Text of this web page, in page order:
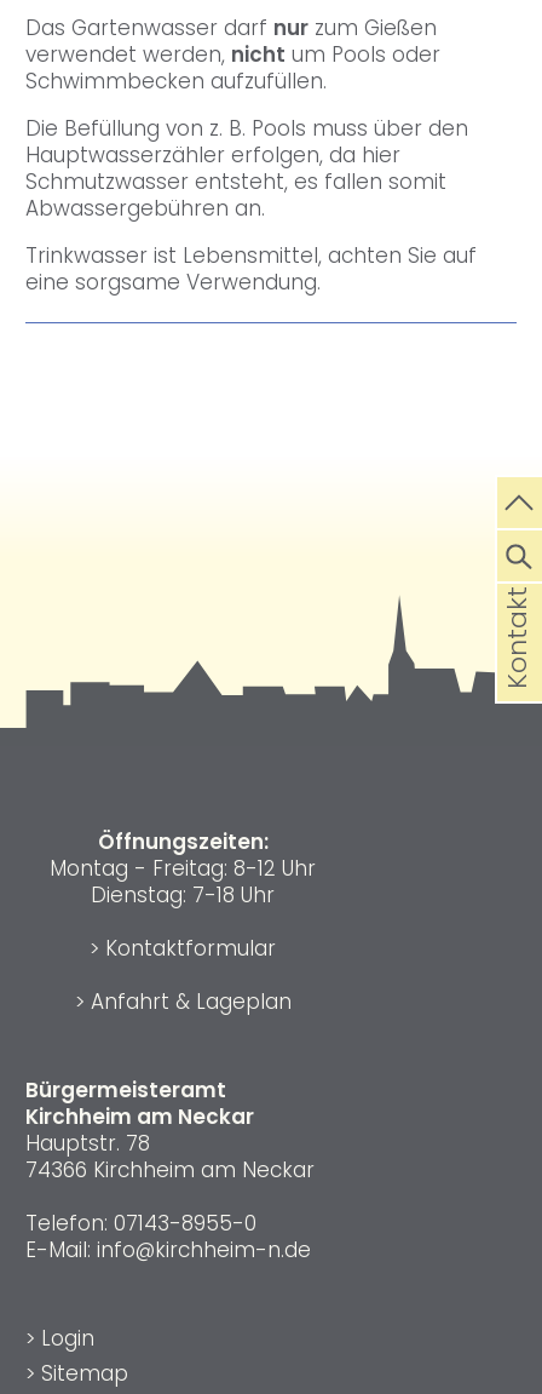
Das Gartenwasser darf nur zum Gießen
verwendet werden, nicht um Pools oder
Schwimmbecken aufzufüllen.
Die Befüllung von z. B. Pools muss über den
Hauptwasserzähler erfolgen, da hier
Schmutzwasser entsteht, es fallen somit
Abwassergebühren an.
Trinkwasser ist Lebensmittel, achten Sie auf
eine sorgsame Verwendung.
Bürgermeisteramt
Kirchheim am Neckar
Hauptstr. 78
74366 Kirchheim am Neckar
Telefon: 07143-8955-0
E-Mail: info@kirchheim-n.de
Öffnungszeiten:
Montag - Freitag: 8-12 Uhr
Dienstag: 7-18 Uhr
> Kontaktformular
> Anfahrt & Lageplan
> Login
> Sitemap
Kontakt